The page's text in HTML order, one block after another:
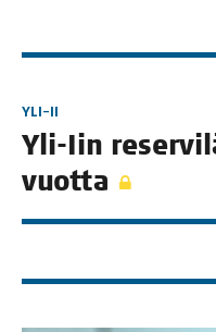
YLI-II
Yli-Iin
vuotta